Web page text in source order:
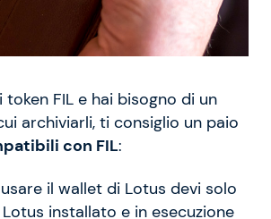
token FIL e hai bisogno di un
archiviarli, ti consiglio un paio
con FIL:
il wallet di Lotus devi solo
installato e in esecuzione